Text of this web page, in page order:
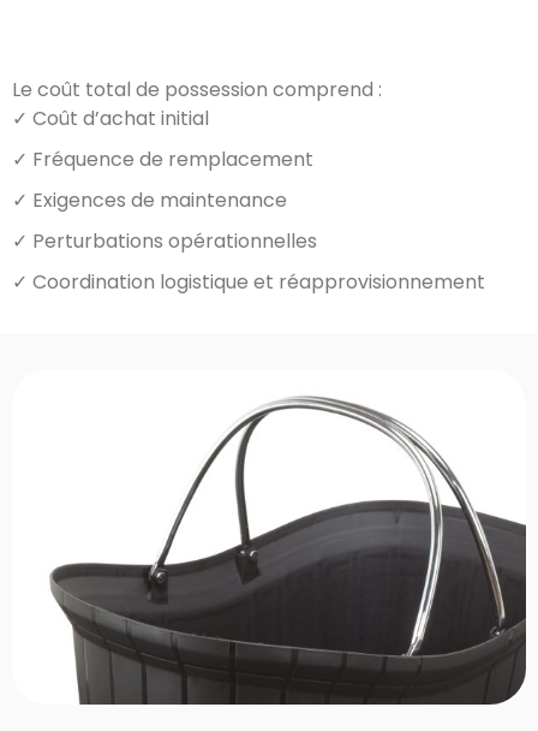
Le coût total de possession comprend :
✓ Coût d’achat initial
✓ Fréquence de remplacement
✓ Exigences de maintenance
✓ Perturbations opérationnelles
✓ Coordination logistique et réapprovisionnement